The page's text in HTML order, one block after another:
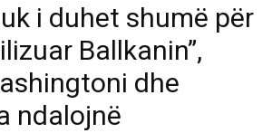
i duhet shumë për
Ballkanin”,
dhe
ndalojnë